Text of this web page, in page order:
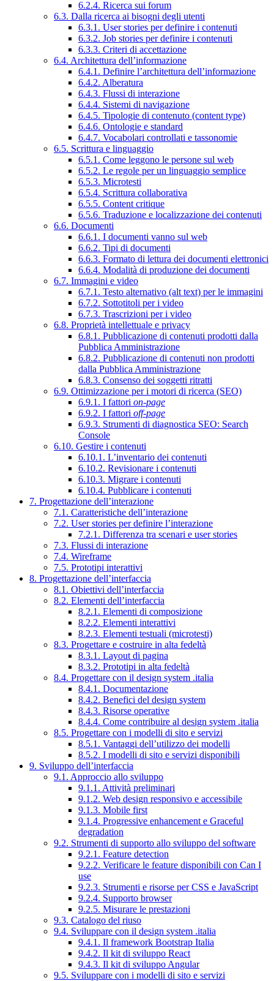
6.2.4. Ricerca sui forum
6.3. Dalla ricerca ai bisogni degli utenti
6.3.1. User stories per definire i contenuti
6.3.2. Job stories per definire i contenuti
6.3.3. Criteri di accettazione
6.4. Architettura dell’informazione
6.4.1. Definire l’architettura dell’informazione
6.4.2. Alberatura
6.4.3. Flussi di interazione
6.4.4. Sistemi di navigazione
6.4.5. Tipologie di contenuto (content type)
6.4.6. Ontologie e standard
6.4.7. Vocabolari controllati e tassonomie
6.5. Scrittura e linguaggio
6.5.1. Come leggono le persone sul web
6.5.2. Le regole per un linguaggio semplice
6.5.3. Microtesti
6.5.4. Scrittura collaborativa
6.5.5. Content critique
6.5.6. Traduzione e localizzazione dei contenuti
6.6. Documenti
6.6.1. I documenti vanno sul web
6.6.2. Tipi di documenti
6.6.3. Formato di lettura dei documenti elettronici
6.6.4. Modalità di produzione dei documenti
6.7. Immagini e video
6.7.1. Testo alternativo (alt text) per le immagini
6.7.2. Sottotitoli per i video
6.7.3. Trascrizioni per i video
6.8. Proprietà intellettuale e privacy
6.8.1. Pubblicazione di contenuti prodotti dalla
Pubblica Amministrazione
6.8.2. Pubblicazione di contenuti non prodotti
dalla Pubblica Amministrazione
6.8.3. Consenso dei soggetti ritratti
6.9. Ottimizzazione per i motori di ricerca (SEO)
6.9.1. I fattori on-page
6.9.2. I fattori off-page
6.9.3. Strumenti di diagnostica SEO: Search
Console
6.10. Gestire i contenuti
6.10.1. L’inventario dei contenuti
6.10.2. Revisionare i contenuti
6.10.3. Migrare i contenuti
6.10.4. Pubblicare i contenuti
7. Progettazione dell’interazione
7.1. Caratteristiche dell’interazione
7.2. User stories per definire l’interazione
7.2.1. Differenza tra scenari e user stories
7.3. Flussi di interazione
7.4. Wireframe
7.5. Prototipi interattivi
8. Progettazione dell’interfaccia
8.1. Obiettivi dell’interfaccia
8.2. Elementi dell’interfaccia
8.2.1. Elementi di composizione
8.2.2. Elementi interattivi
8.2.3. Elementi testuali (microtesti)
8.3. Progettare e costruire in alta fedeltà
8.3.1. Layout di pagina
8.3.2. Prototipi in alta fedeltà
8.4. Progettare con il design system .italia
8.4.1. Documentazione
8.4.2. Benefici del design system
8.4.3. Risorse operative
8.4.4. Come contribuire al design system .italia
8.5. Progettare con i modelli di sito e servizi
8.5.1. Vantaggi dell’utilizzo dei modelli
8.5.2. I modelli di sito e servizi disponibili
9. Sviluppo dell’interfaccia
9.1. Approccio allo sviluppo
9.1.1. Attività preliminari
9.1.2. Web design responsivo e accessibile
9.1.3. Mobile first
9.1.4. Progressive enhancement e Graceful
degradation
9.2. Strumenti di supporto allo sviluppo del software
9.2.1. Feature detection
9.2.2. Verificare le feature disponibili con Can I
use
9.2.3. Strumenti e risorse per CSS e JavaScript
9.2.4. Supporto browser
9.2.5. Misurare le prestazioni
9.3. Catalogo del riuso
9.4. Sviluppare con il design system .italia
9.4.1. Il framework Bootstrap Italia
9.4.2. Il kit di sviluppo React
9.4.3. Il kit di sviluppo Angular
9.5. Sviluppare con i modelli di sito e servizi